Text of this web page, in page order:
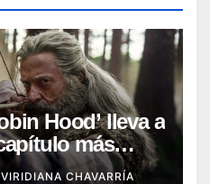
Hood’ lleva a
más
VIRIDIANA CHAVARRÍA